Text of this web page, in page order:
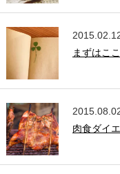
まずはこ
肉食ダイ